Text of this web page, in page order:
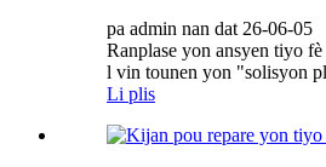
pa admin nan dat 26-06-05
Ranplase yon ansyen tiyo
l vin tounen yon "solisyon
Li plis